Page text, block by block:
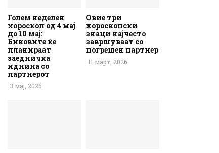
Голем неделен
хороскоп од 4 мај
до 10 мај:
Биковите ќе
планираат
заедничка
иднина со
партнерот
3 мај, 2026
Овие три
хороскопски
знаци најчесто
завршуваат со
погрешен партнер
11 март, 2026